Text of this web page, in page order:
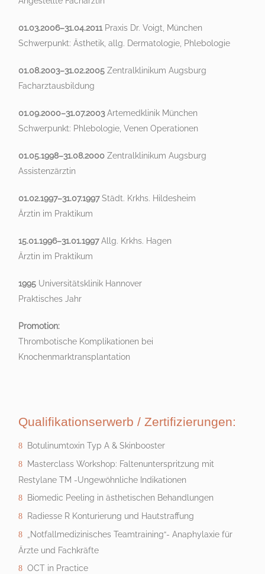
01.03.2006–31.04.2011 Praxis Dr. Voigt, München
Schwerpunkt: Ästhetik, allg. Dermatologie, Phlebologie
01.08.2003–31.02.2005 Zentralklinikum Augsburg
Facharztausbildung
01.09.2000–31.07.2003Artemedklinik München
Schwerpunkt: Phlebologie, Venen Operationen
01.05.1998–31.08.2000 Zentralklinikum Augsburg
Assistenzärztin
01.02.1997–31.07.1997Städt. Krkhs. Hildesheim
Ärztin im Praktikum
15.01.1996–31.01.1997Allg. Krkhs. Hagen
Ärztin im Praktikum
1995 Universitätsklinik Hannover
Praktisches Jahr
Promotion:
Thrombotische Komplikationen bei
Knochenmarktransplantation
Qualifikationserwerb / Zertifizierungen:
Botulinumtoxin Typ A & Skinbooster
Masterclass Workshop: Faltenunterspritzung mit
Restylane TM -Ungewöhnliche Indikationen
Biomedic Peeling in ästhetischen Behandlungen
Radiesse R Konturierung und Hautstraffung
„Notfallmedizinisches Teamtraining“- Anaphylaxie für
Ärzte und Fachkräfte
OCT in Practice